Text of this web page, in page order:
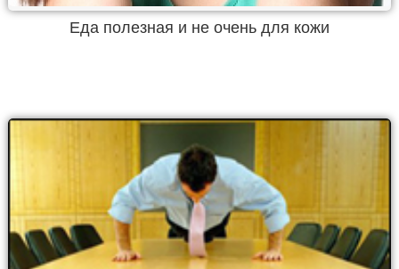
Еда полезная и не очень для кожи